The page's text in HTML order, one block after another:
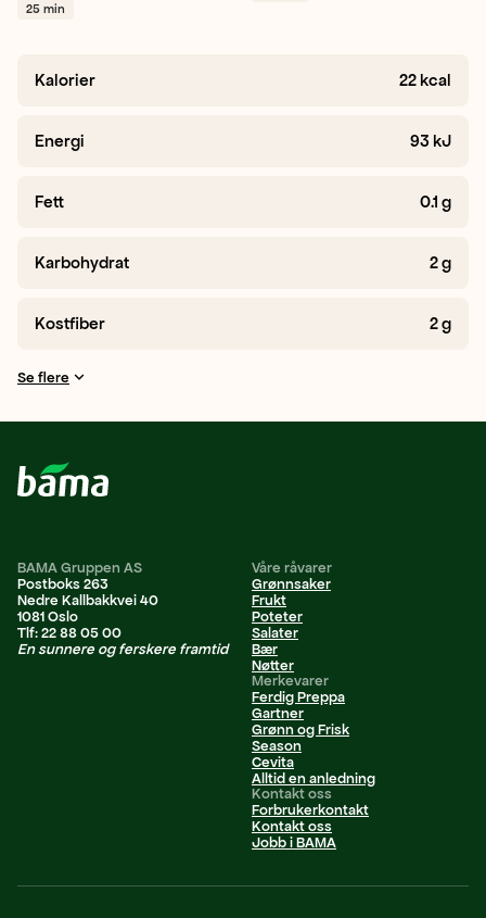
25 min
Kalorier 22 kcal
Energi 93 kJ
Fett 0.1 g
Karbohydrat 2g
Kostfiber 2g
Se flere
BAMA Gruppen AS
Postboks 263
Nedre Kallbakkvei 40
1081 Oslo
Tlf: 22 88 05 00
En sunnere og ferskere framtid
Våre råvarer
Grønnsaker
Frukt
Poteter
Salater
Bær
Nøtter
Merkevarer
Ferdig Preppa
Gartner
Grønn og Frisk
Season
Cevita
Alltid en anledning
Kontakt oss
Forbrukerkontakt
Kontakt oss
Jobb i BAMA